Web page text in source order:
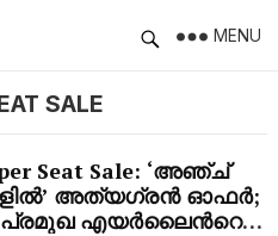
MENU
SALE
Seat Sale: ‘അഞ്ച്
അത്യഗ്രന്‍ ഓഫർ;
എയര്‍ലൈന്‍റെ